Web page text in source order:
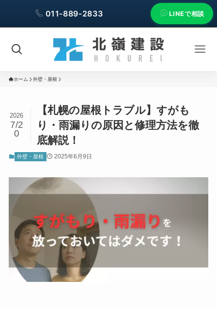
011-889-2833 LINEで相談
ホーム 外壁・屋根
【札幌の屋根トラブル】すがも
り・雨漏りの原因と修理方法を徹
底解説！
2026
7/2
0
外壁・屋根 2025年6月9日